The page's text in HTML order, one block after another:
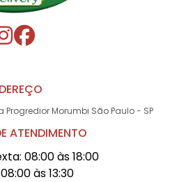
Morumbi São Paulo - SP
ATENDIMENTO
08:00 às 18:00
às 13:30